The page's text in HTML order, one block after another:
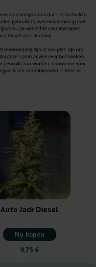
Auto Jack Diesel
Nu kopen
9,75 €